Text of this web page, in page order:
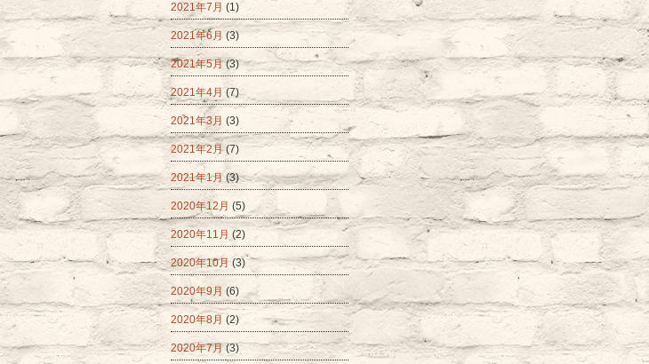
2021年7月 (1)
2021年6月 (3)
2021年5月(3)
2021年4月 (7)
2021年3月 (3)
2021年2月(7)
2021年1月(3)
2020年12月 (5)
2020年11月 (2)
2020年10月 (3)
2020年9月 (6)
2020年8月 (2)
2020年7月(3)